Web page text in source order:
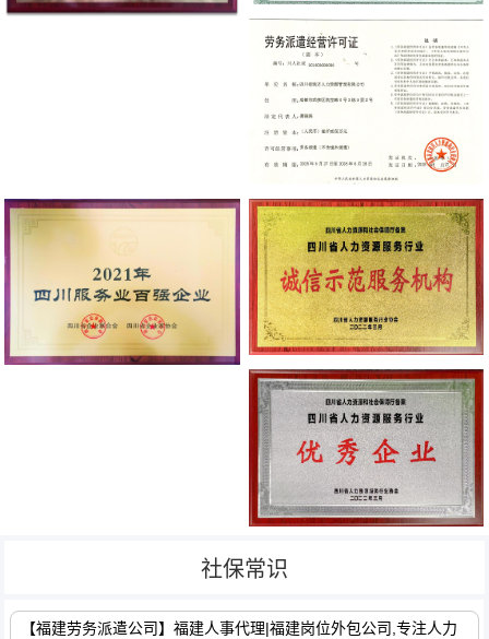
社保常识
【福建劳务派遣公司】福建人事代理|福建岗位外包公司,专注人力